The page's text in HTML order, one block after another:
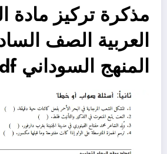
مذكرة تركيز مادة
العربية الصف
المنهج السوداني pdf